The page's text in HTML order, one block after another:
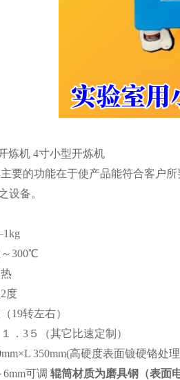
炼机 4寸小型开炼机
要的功能在于使产品能符合客户
设备。
300℃
度
19转左右）
．3５（其它比速定制）
350mm(高硬度表面镀硬铬处
可调 辊筒材质为磨具钢（表面